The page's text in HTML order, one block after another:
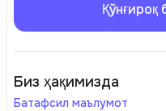
Биз ҳақимизда
Батафсил маълумот